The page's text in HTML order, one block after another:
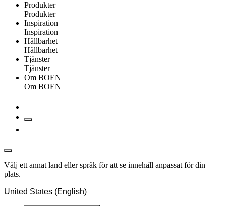
Produkter
Produkter
Inspiration
Inspiration
Hållbarhet
Hållbarhet
Tjänster
Tjänster
Om BOEN
Om BOEN
Välj ett annat land eller språk för att se innehåll anpassat för din
plats.
United States (English)